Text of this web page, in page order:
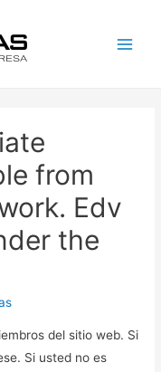
from
Edv
the
del sitio web. Si
Si usted no es